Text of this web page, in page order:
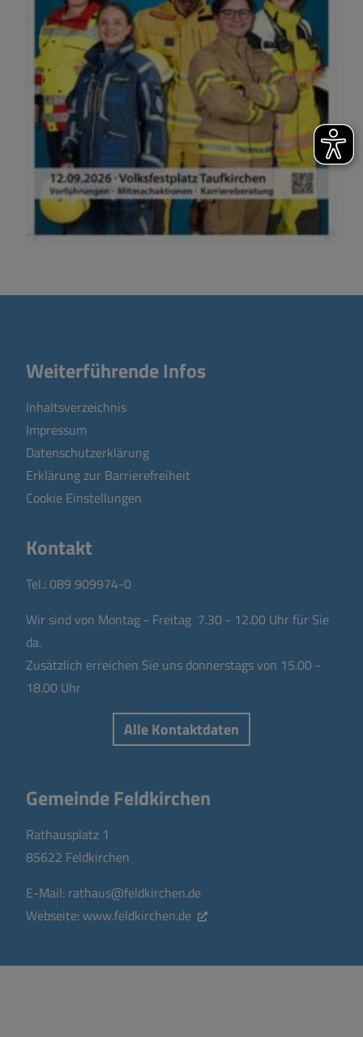
Weiterführende Infos
Inhaltsverzeichnis
Impressum
Datenschutzerklärung
Erklärung zur Barrierefreiheit
Cookie Einstellungen
Kontakt
Tel.:089 909974-0
Wir sind von Montag - Freitag 7.30 - 12.00 Uhr für Sie
da.
Zusätzlich erreichen Sie uns donnerstags von 15.00 -
18.00 Uhr
Alle Kontaktdaten
Gemeinde Feldkirchen
Rathausplatz 1
85622 Feldkirchen
E-Mail: rathaus@feldkirchen.de
Webseite:www.feldkirchen.de